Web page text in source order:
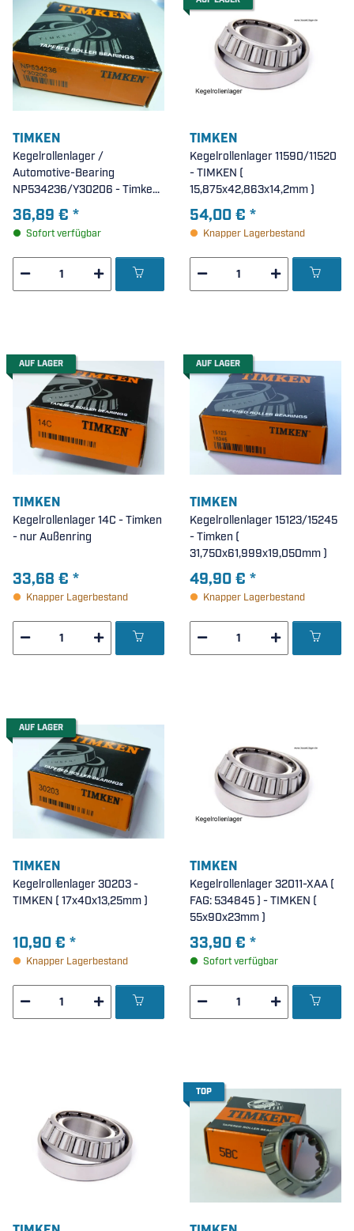
TIMKEN
Kegelrollenlager /
Automotive-Bearing
NP534236/Y30206 - Timken
( 27x62x17,2mm )
36,89 € *
Sofort verfügbar
TIMKEN
Kegelrollenlager 11590/11520
- TIMKEN (
15,875x42,863x14,2mm )
54,00 € *
Knapper Lagerbestand
AUF LAGER
TIMKEN
Kegelrollenlager 14C - Timken
- nur Außenring
33,68 € *
Knapper Lagerbestand
AUF LAGER
TIMKEN
Kegelrollenlager 15123/15245
- Timken (
31,750x61,999x19,050mm )
49,90 € *
Knapper Lagerbestand
AUF LAGER
TIMKEN
Kegelrollenlager 30203 -
TIMKEN ( 17x40x13,25mm )
10,90 € *
Knapper Lagerbestand
TIMKEN
Kegelrollenlager 32011-XAA (
FAG: 534845 ) - TIMKEN (
55x90x23mm )
33,90 € *
Sofort verfügbar
TOP